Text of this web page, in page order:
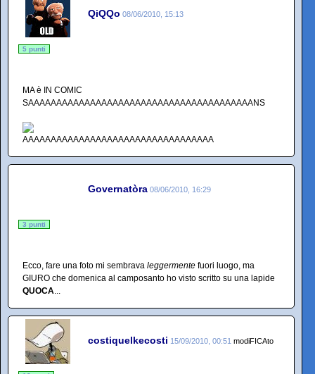
QiQQo 08/06/2010, 15:13
5 punti
MA è IN COMIC
SAAAAAAAAAAAAAAAAAAAAAAAAAAAAAAAAAAAAAAAANS
Governatòra 08/06/2010, 16:29
3 punti
Ecco, fare una foto mi sembrava leggermente fuori luogo, ma
GIURO che domenica al camposanto ho visto scritto su una lapide
QUOCA
costiquelkecosti 15/09/2010, 00:51 modiFICAto